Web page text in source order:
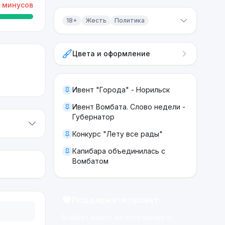
минусов
18+ Жесть Политика
ЖестьЦвета и оформление
Ивент "Города" - Норильск
Ивент Вомбата. Слово недели -
Губернатор
Конкурс "Лету все рады"
Капибара объединилась с
Вомбатом